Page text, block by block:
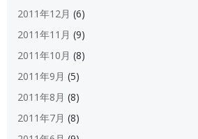
2011年12月 (6)
2011年11月 (9)
2011年10月 (8)
2011年9月 (5)
2011年8月 (8)
2011年7月 (8)